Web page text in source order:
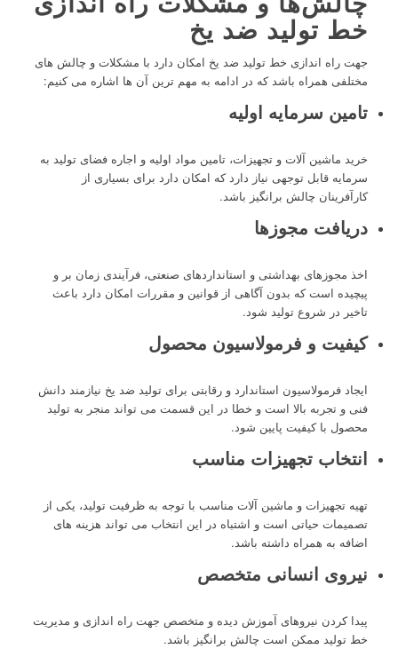
خط تولید ضد یخ
جهت راه اندازی خط تولید ضد یخ امکان دارد با مشکلات و چالش های
مختلفی همراه باشد که در ادامه به مهم ترین آن ها اشاره می کنیم:
تامین سرمایه اولیه
خرید ماشین آلات و تجهیزات، تامین مواد اولیه و اجاره فضای تولید به
سرمایه قابل توجهی نیاز دارد که امکان دارد برای بسیاری از
کارآفرینان چالش برانگیز باشد.
دریافت مجوزها
اخذ مجوزهای بهداشتی و استانداردهای صنعتی، فرآیندی زمان بر و
پیچیده است که بدون آگاهی از قوانین و مقررات امکان دارد باعث
تاخیر در شروع تولید شود.
کیفیت و فرمولاسیون محصول
ایجاد فرمولاسیون استاندارد و رقابتی برای تولید ضد یخ نیازمند دانش
فنی و تجربه بالا است و خطا در این قسمت می تواند منجر به تولید
محصول با کیفیت پایین شود.
انتخاب تجهیزات مناسب
تهیه تجهیزات و ماشین آلات مناسب با توجه به ظرفیت تولید، یکی از
تصمیمات حیاتی است و اشتباه در این انتخاب می تواند هزینه های
اضافه به همراه داشته باشد.
نیروی انسانی متخصص
پیدا کردن نیروهای آموزش دیده و متخصص جهت راه اندازی و مدیریت
خط تولید ممکن است چالش برانگیز باشد.